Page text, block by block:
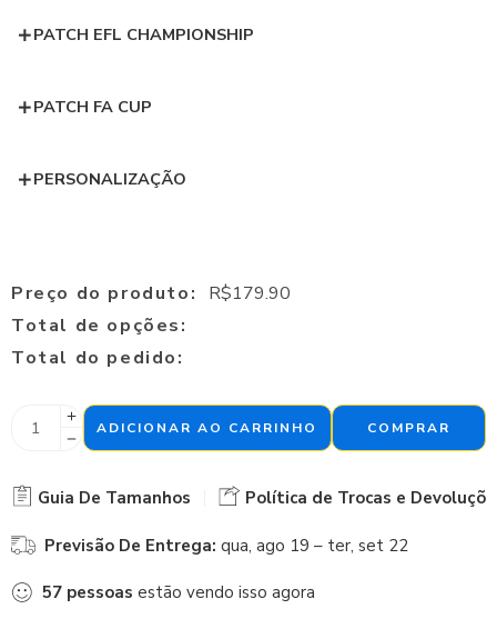
PATCH EFL CHAMPIONSHIP
PATCH FA CUP
PERSONALIZAÇÃO
Preço do produto: R$179.90
Total de opções:
Total do pedido:
ADICIONAR AO CARRINHO COMPRAR
Guia De Tamanhos Política de Trocas e
Previsão De Entrega: qua, ago 19 – ter, set 22
57 pessoas estão vendo isso agora